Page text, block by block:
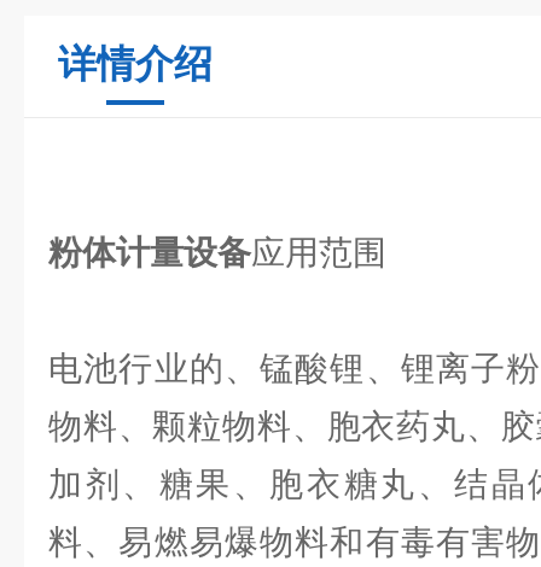
详情介绍
粉体计量设备应用范围
电池行业的、锰酸锂、锂离子
物料、颗粒物料、胞衣药丸、
加剂、糖果、胞衣糖丸、结
料、易燃易爆物料和有毒有害